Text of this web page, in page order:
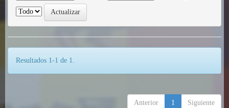
Resultados 1-1 de 1.
Anterior 1 Siguiente